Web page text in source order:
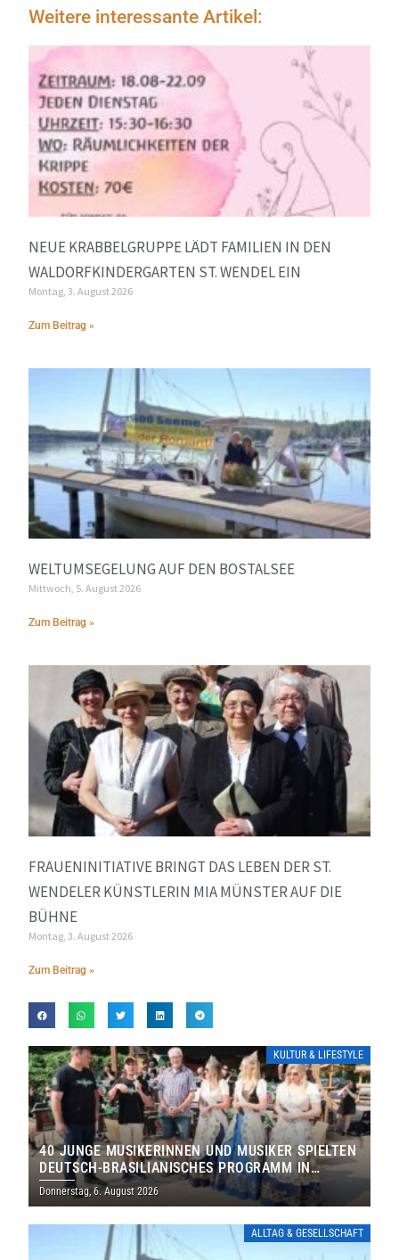
Weitere interessante Artikel:
NEUE KRABBELGRUPPE LÄDT FAMILIEN IN DEN
WALDORFKINDERGARTEN ST. WENDEL EIN
Montag, 3. August 2026
Zum Beitrag »
WELTUMSEGELUNG AUF DEN BOSTALSEE
Mittwoch, 5. August 2026
Zum Beitrag »
FRAUENINITIATIVE BRINGT DAS LEBEN DER ST.
WENDELER KÜNSTLERIN MIA MÜNSTER AUF DIE
BÜHNE
Montag, 3. August 2026
Zum Beitrag »
KULTUR & LIFESTYLE
40 JUNGE MUSIKERINNEN UND MUSIKER SPIELTEN
DEUTSCH-BRASILIANISCHES PROGRAMM IN
THOLEY
Donnerstag, 6. August 2026
ALLTAG & GESELLSCHAFT